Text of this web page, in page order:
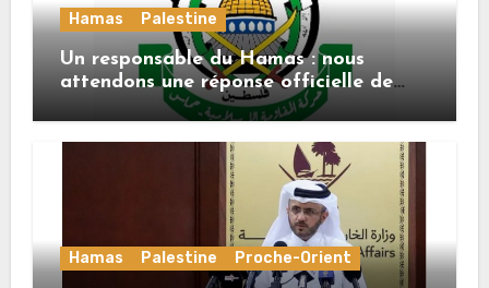
Hamas Palestine
Un responsable du Hamas : nous
attendons une réponse officielle de
Mladenov concernant la feuille de
route de la deuxième phase de l’accord
Hamas Palestine Proche-Orient